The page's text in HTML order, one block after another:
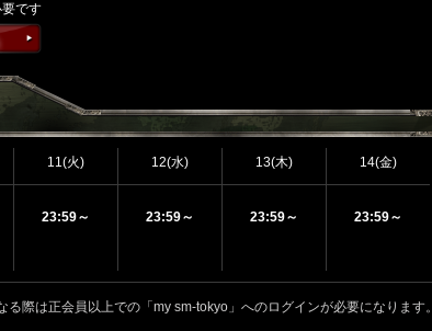
です
11(火) 12(水) 13(木) 14(金)
23:59～ 23:59～ 23:59～ 23:59～
る際は正会員以上での「my sm-tokyo」へのログインが必要になります。